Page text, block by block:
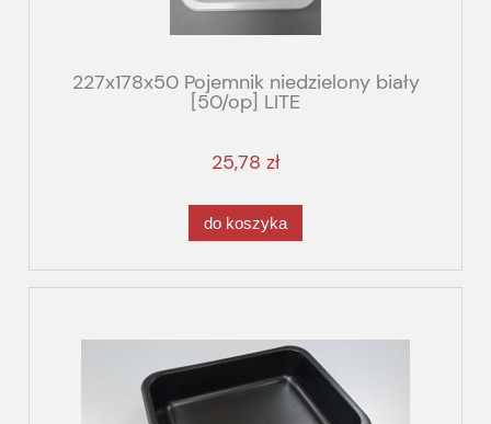
227x178x50 Pojemnik niedzielony biały
[50/op] LITE
25,78 zł
do koszyka